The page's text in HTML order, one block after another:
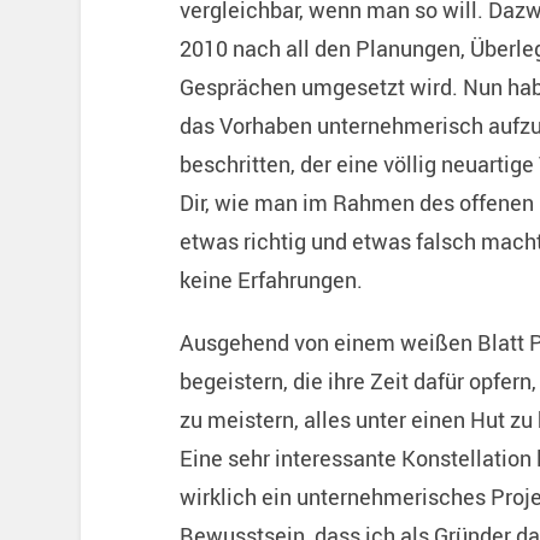
vergleichbar, wenn man so will.
2010 nach all den Planungen,
Gesprächen umgesetzt wird. Nun
das Vorhaben unternehmerisch
beschritten, der eine völlig
Dir, wie man im Rahmen des
etwas richtig und etwas falsch
keine Erfahrungen.
Ausgehend von einem weißen Blatt
begeistern, die ihre Zeit dafür
zu meistern, alles unter einen Hut
Eine sehr interessante
wirklich ein unternehmerisches